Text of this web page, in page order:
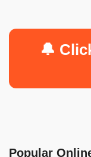
🔔
Popular